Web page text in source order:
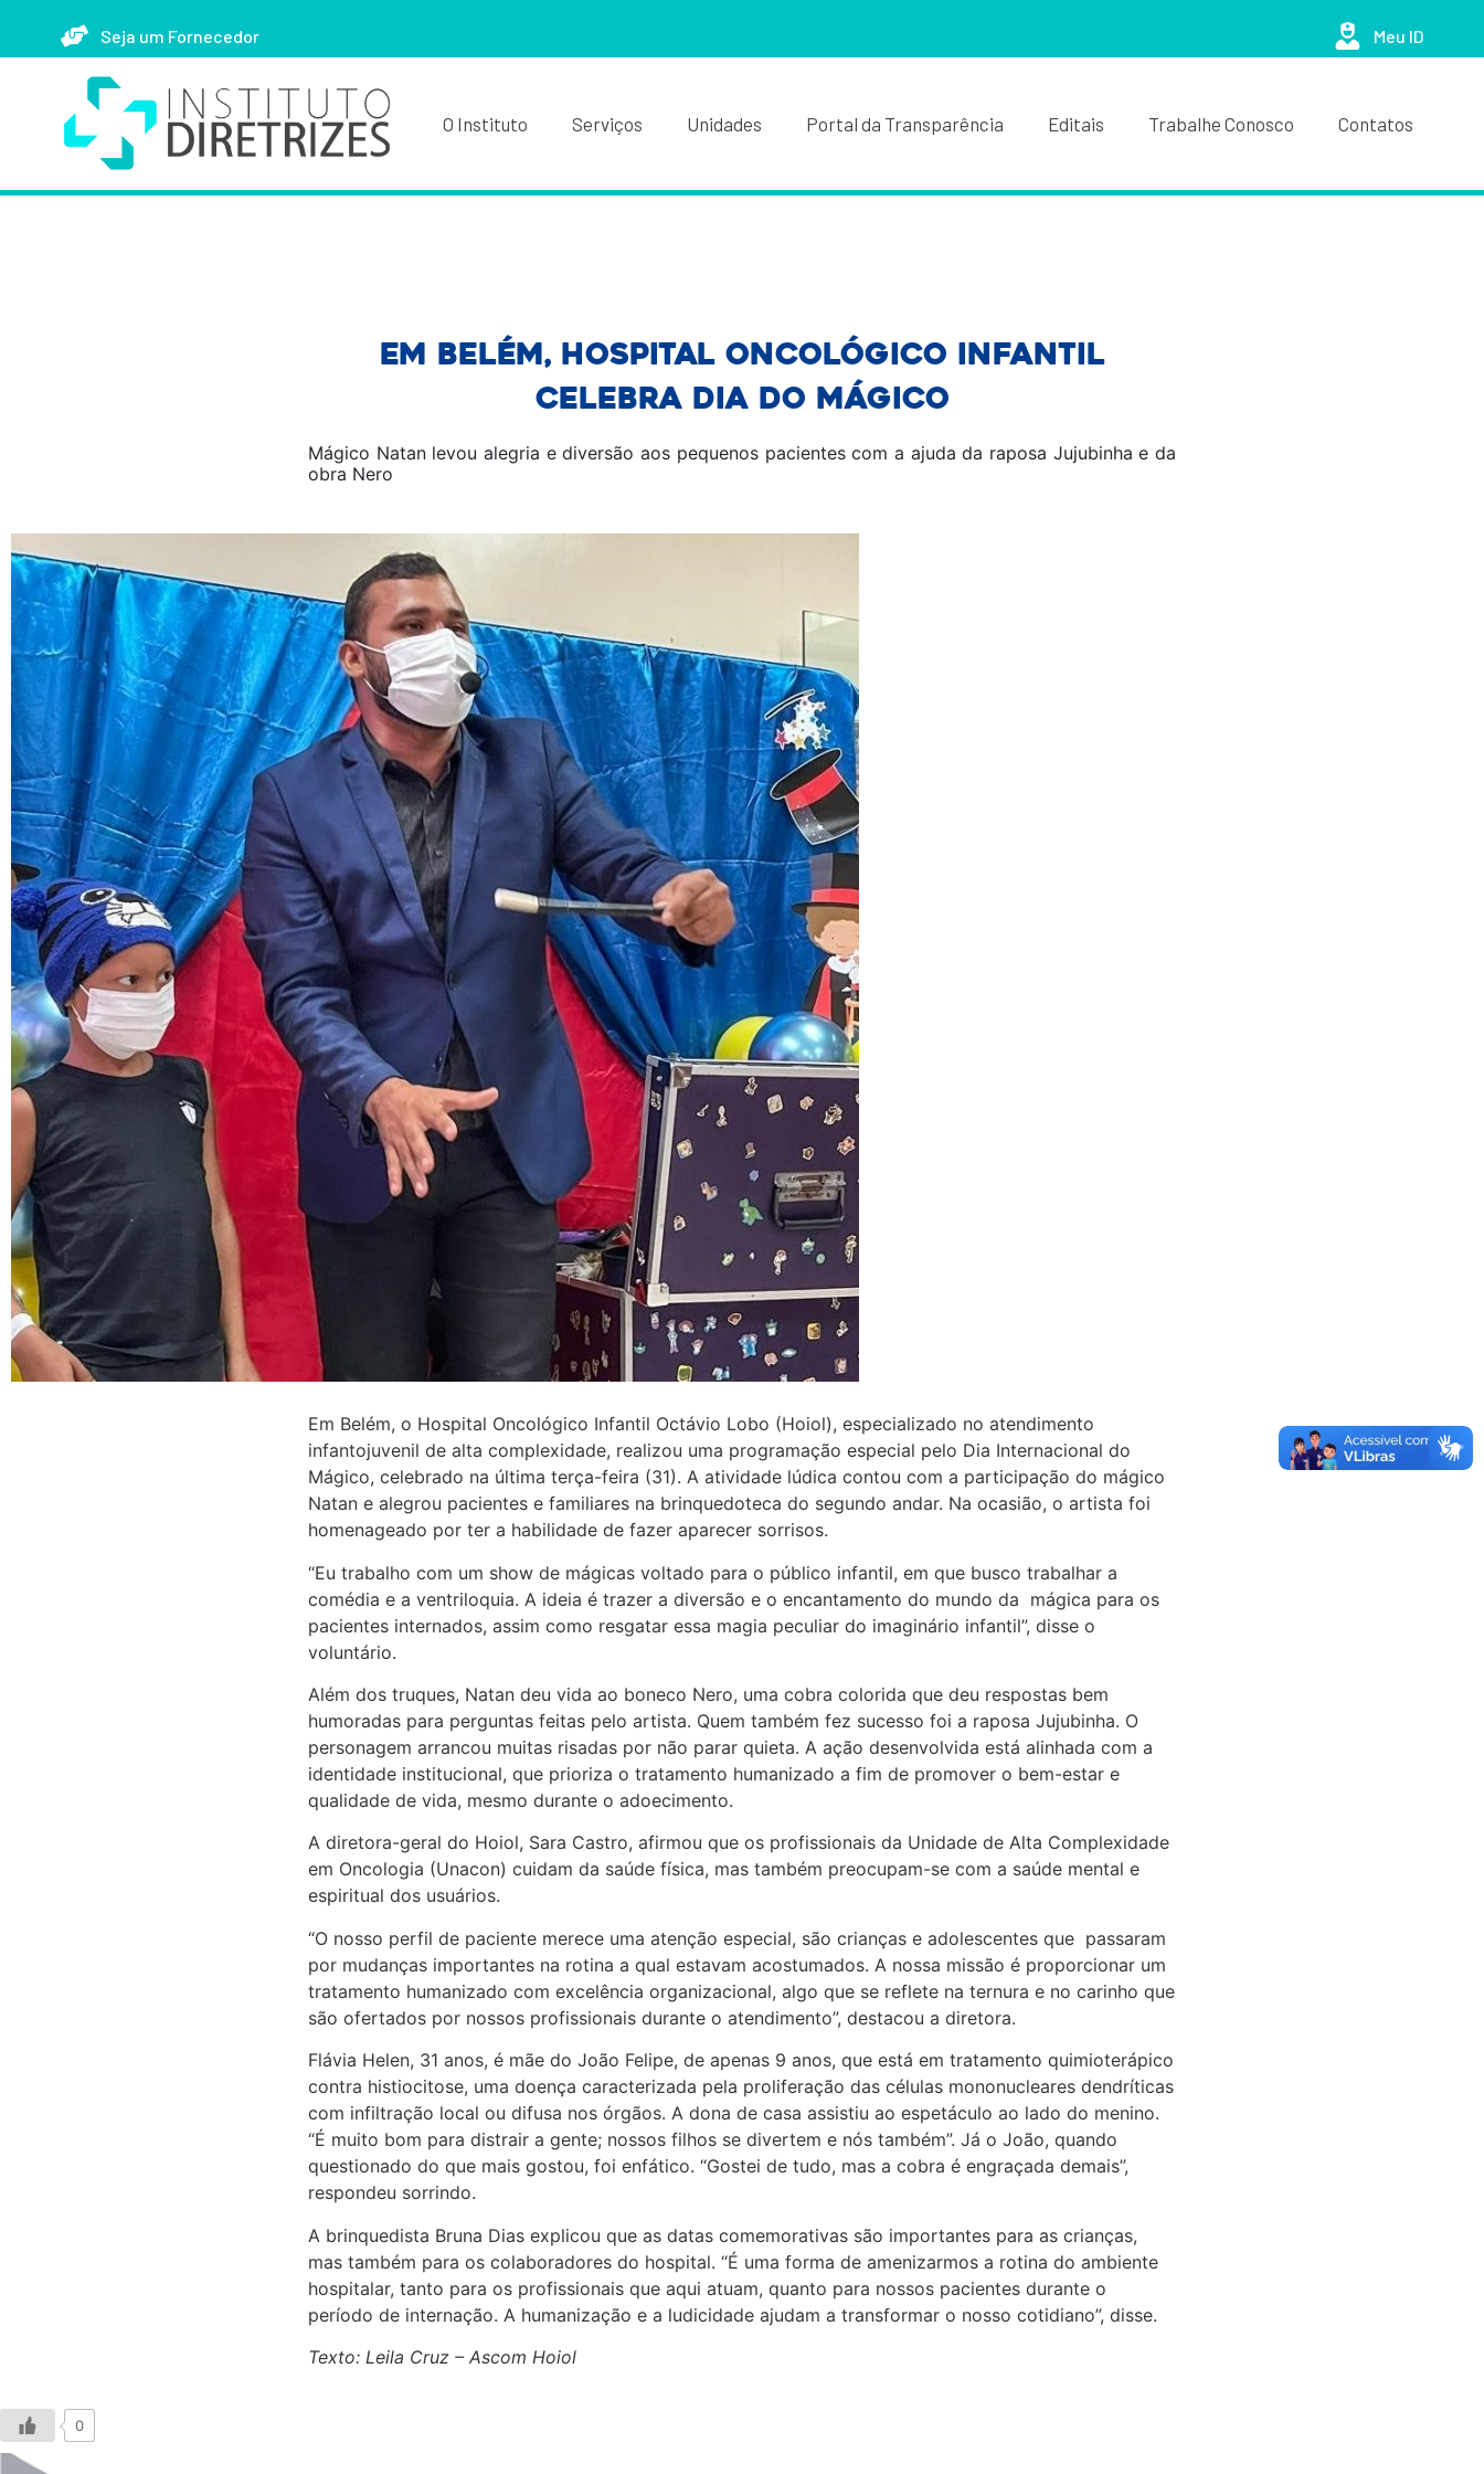
Seja um Fornecedor Meu ID
O Instituto Serviços Unidades Portal da Transparência Editais Trabalhe Conosco Contatos
Em Belém, Hospital Oncológico Infantil
celebra Dia do Mágico
Mágico Natan levou alegria e diversão aos pequenos pacientes com a ajuda da raposa Jujubinha e da
obra Nero
Em Belém, o Hospital Oncológico Infantil Octávio Lobo (Hoiol), especializado no atendimento
infantojuvenil de alta complexidade, realizou uma programação especial pelo Dia Internacional do
Mágico, celebrado na última terça-feira (31). A atividade lúdica contou com a participação do mágico
Natan e alegrou pacientes e familiares na brinquedoteca do segundo andar. Na ocasião, o artista foi
homenageado por ter a habilidade de fazer aparecer sorrisos.
“Eu trabalho com um show de mágicas voltado para o público infantil, em que busco trabalhar a
comédia e a ventriloquia. A ideia é trazer a diversão e o encantamento do mundo da mágica para os
pacientes internados, assim como resgatar essa magia peculiar do imaginário infantil”, disse o
voluntário.
Além dos truques, Natan deu vida ao boneco Nero, uma cobra colorida que deu respostas bem
humoradas para perguntas feitas pelo artista. Quem também fez sucesso foi a raposa Jujubinha. O
personagem arrancou muitas risadas por não parar quieta. A ação desenvolvida está alinhada com a
identidade institucional, que prioriza o tratamento humanizado a fim de promover o bem-estar e
qualidade de vida, mesmo durante o adoecimento.
A diretora-geral do Hoiol, Sara Castro, afirmou que os profissionais da Unidade de Alta Complexidade
em Oncologia (Unacon) cuidam da saúde física, mas também preocupam-se com a saúde mental e
espiritual dos usuários.
“O nosso perfil de paciente merece uma atenção especial, são crianças e adolescentes que passaram
por mudanças importantes na rotina a qual estavam acostumados. A nossa missão é proporcionar um
tratamento humanizado com excelência organizacional, algo que se reflete na ternura e no carinho que
são ofertados por nossos profissionais durante o atendimento”, destacou a diretora.
Flávia Helen, 31 anos, é mãe do João Felipe, de apenas 9 anos, que está em tratamento quimioterápico
contra histiocitose, uma doença caracterizada pela proliferação das células mononucleares dendríticas
com infiltração local ou difusa nos órgãos. A dona de casa assistiu ao espetáculo ao lado do menino.
“É muito bom para distrair a gente; nossos filhos se divertem e nós também”. Já o João, quando
questionado do que mais gostou, foi enfático. “Gostei de tudo, mas a cobra é engraçada demais”,
respondeu sorrindo.
A brinquedista Bruna Dias explicou que as datas comemorativas são importantes para as crianças,
mas também para os colaboradores do hospital. “É uma forma de amenizarmos a rotina do ambiente
hospitalar, tanto para os profissionais que aqui atuam, quanto para nossos pacientes durante o
período de internação. A humanização e a ludicidade ajudam a transformar o nosso cotidiano”, disse.
Texto: Leila Cruz – Ascom Hoiol
0